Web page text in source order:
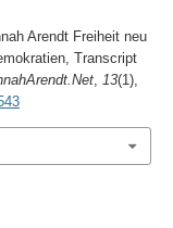
Arendt Freiheit neu
Transcript
, 13(1),